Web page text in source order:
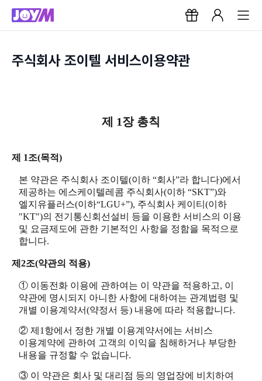
주식회사 조이텔 서비스이용약관
제 1장 총칙
제 1조(목적)
본 약관은 주식회사 조이텔(이하 “회사”라 합니다)에서
제공하는 에스케이텔레콤 주식회사(이하 “SKT”)와
엘지유플러스(이하“LGU+”), 주식회사 케이티(이하
"KT")의 전기통신회선설비 등을 이용한 서비스의 이용
및 요금제도에 관한 기본적인 사항을 정함을 목적으로
합니다.
제2조(약관의 적용)
① 이동전화 이용에 관하여는 이 약관을 적용하고, 이
약관에 명시되지 아니한 사항에 대하여는 관계법령 및
개별 이용계약서(약정서 등) 내용에 따라 적용합니다.
② 제1항에서 정한 개별 이용계약서에는 서비스
이용계약에 관하여 고객의 이익을 침해하거나 부당한
내용을 규정할 수 없습니다.
③ 이 약관은 회사 및 대리점 등의 영업장에 비치하여